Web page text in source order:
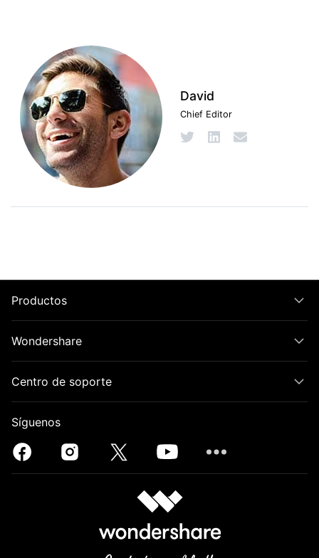
David
Chief Editor
Productos
Wondershare
Centro de soporte
Síguenos